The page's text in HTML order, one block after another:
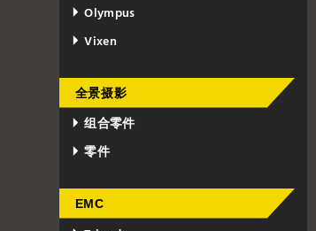
Olympus
Vixen
全景摄影
组合零件
零件
EMC